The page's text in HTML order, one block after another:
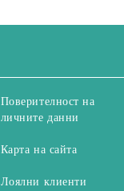
Поверителност на
личните данни
Карта на сайта
Лоялни клиенти